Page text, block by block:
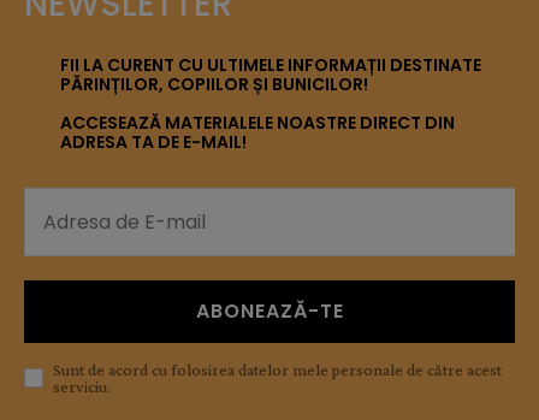
FII LA CURENT CU ULTIMELE INFORMAȚII DESTINATE
PĂRINȚILOR, COPIILOR ȘI BUNICILOR!
ACCESEAZĂ MATERIALELE NOASTRE DIRECT DIN
ADRESA TA DE E-MAIL!
ABONEAZĂ-TE
Sunt de acord cu folosirea datelor mele personale de către acest
serviciu.